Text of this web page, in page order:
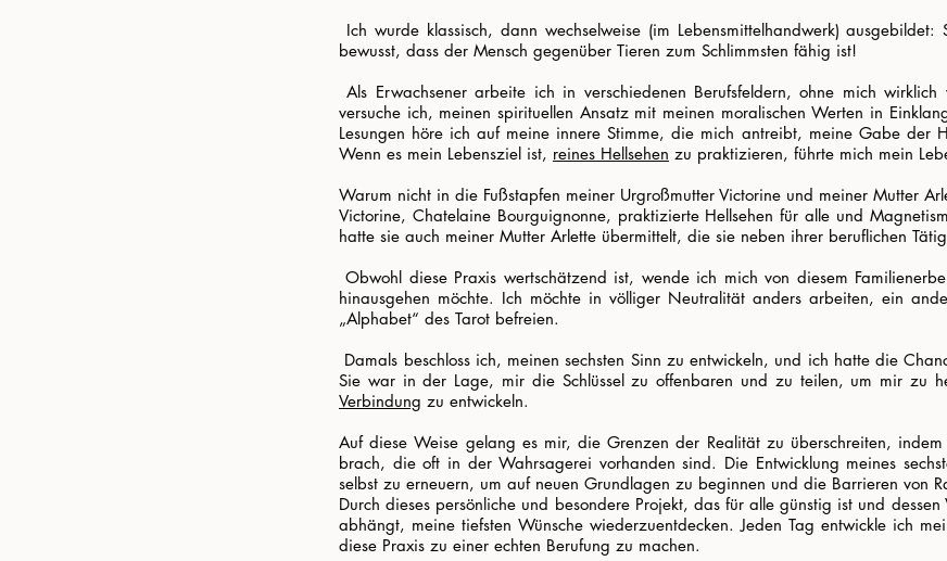
Ich wurde klassisch, dann wechselweise (im Lebensmittelhandwerk)
bewusst, dass der Mensch gegenüber Tieren zum Schlimmsten fähig ist!
Als Erwachsener arbeite ich in verschiedenen Berufsfeldern, ohne mich
versuche ich, meinen spirituellen Ansatz mit meinen moralischen Werten in
Lesungen höre ich auf meine innere Stimme, die mich antreibt, meine Gabe der
Wenn es mein Lebensziel ist, reines Hellsehen zu praktizieren, führte mich mein
Warum nicht in die Fußstapfen meiner Urgroßmutter Victorine und meiner Mutter
Victorine, Chatelaine Bourguignonne, praktizierte Hellsehen für alle und
hatte sie auch meiner Mutter Arlette übermittelt, die sie neben ihrer beruflichen
Obwohl diese Praxis wertschätzend ist, wende ich mich von diesem
hinausgehen möchte. Ich möchte in völliger Neutralität anders arbeiten, ein
„Alphabet“ des Tarot befreien.
Damals beschloss ich, meinen sechsten Sinn zu entwickeln, und ich hatte die
Sie war in der Lage, mir die Schlüssel zu offenbaren und zu teilen, um mir zu
Verbindung zu entwickeln.
Auf diese Weise gelang es mir, die Grenzen der Realität zu überschreiten,
brach, die oft in der Wahrsagerei vorhanden sind. Die Entwicklung meines
selbst zu erneuern, um auf neuen Grundlagen zu beginnen und die Barrieren von
Durch dieses persönliche und besondere Projekt, das für alle günstig ist und
abhängt, meine tiefsten Wünsche wiederzuentdecken. Jeden Tag entwickle ich
diese Praxis zu einer echten Berufung zu machen.